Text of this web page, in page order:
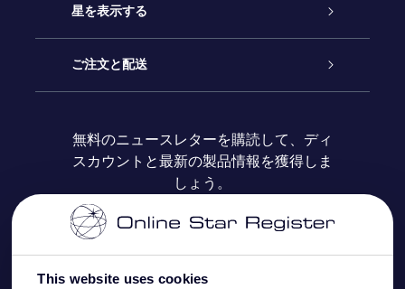
This website uses cookies
お問い合わせ
ブログ
レビュー
Online Starギフト
OSRギフトパック
OSR ギフトカード
法人ギフト
星を表示する
星の登録
カスタマイズされたStar Page
One Million Stars
OSR Starsaver
ご注文と配送
お支払いに関する情報
配送に関する情報
返品ポリシ
無料のニュースレターを購読して、ディ
スカウントと最新の製品情報を獲得しま
しょう。